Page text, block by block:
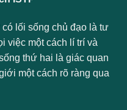
lối sống chủ đạo là tư
việc một cách lí trí và
thứ hai là giác quan
một cách rõ ràng qua